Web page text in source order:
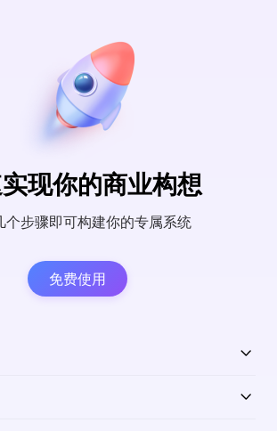
现你的商业构想
个步骤即可构建你的专属系统
免费使用